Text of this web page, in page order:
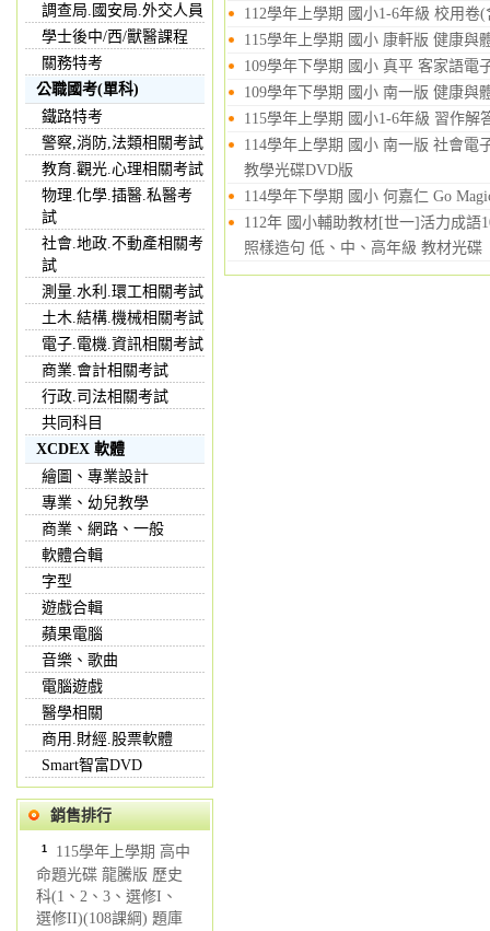
調查局.國安局.外交人員
學士後中/西/獸醫課程
關務特考
公職國考(單科)
鐵路特考
警察,消防,法類相關考試
教育.觀光.心理相關考試
物理.化學.插醫.私醫考
試
社會.地政.不動產相關考
試
測量.水利.環工相關考試
土木.結構.機械相關考試
電子.電機.資訊相關考試
商業.會計相關考試
行政.司法相關考試
共同科目
XCDEX 軟體
繪圖、專業設計
專業、幼兒教學
商業、網路、一般
軟體合輯
字型
遊戲合輯
蘋果電腦
音樂、歌曲
電腦遊戲
醫學相關
商用.財經.股票軟體
Smart智富DVD
銷售排行
1 115學年上學期 高中
命題光碟 龍騰版 歷史
科(1、2、3、選修I、
選修II)(108課綱) 題庫
112學年上學期 國小1-6年級 校用
115學年上學期 國小 康軒版 健康與
109學年下學期 國小 真平 客家語電
109學年下學期 國小 南一版 健康與
115學年上學期 國小1-6年級 習作
114學年上學期 國小 南一版 社會電
教學光碟DVD版
114學年下學期 國小 何嘉仁 Go
112年 國小輔助教材[世一]活力成語
照樣造句 低、中、高年級 教材光碟